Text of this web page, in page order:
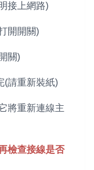
接上網路)
開開關)
關)
(請重新裝紙)
將重新連線主
檢查接線是否